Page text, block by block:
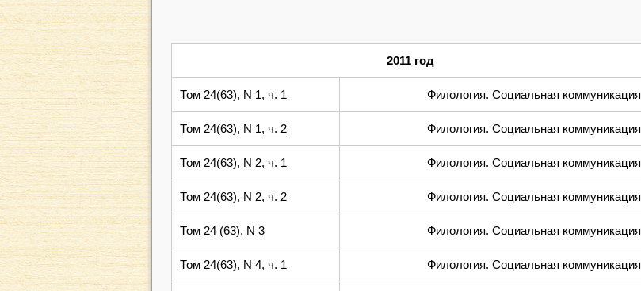
2011 год
Том 24(63), N 1, ч. 1 Филология. Социальная коммуникация
Том 24(63), N 1, ч. 2 Филология. Социальная коммуникация
Том 24(63), N 2, ч. 1 Филология. Социальная коммуникация
Том 24(63), N 2, ч. 2 Филология. Социальная коммуникация
Том 24 (63), N 3 Филология. Социальная коммуникация
Том 24(63), N 4, ч. 1 Филология. Социальная коммуникация